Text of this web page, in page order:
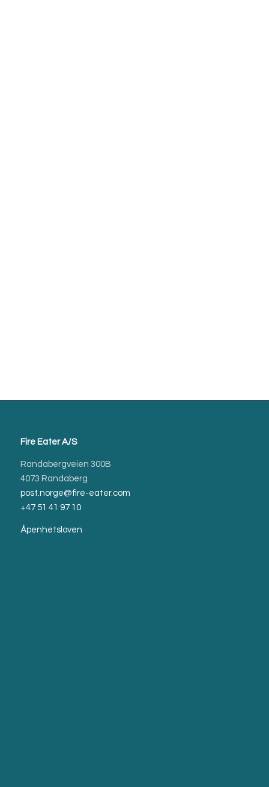
Fire Eater A/S
Randabergveien 300B
4073 Randaberg
post.norge@fire-eater.com
+47 51 41 97 10
Åpenhetsloven